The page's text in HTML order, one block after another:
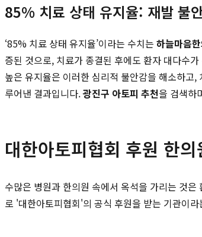
85% 치료 상태 유지율: 재발 불
‘85% 치료 상태 유지율’이라는 수치는 하늘마음
증된 것으로, 치료가 종결된 후에도 환자 대다수
높은 유지율은 이러한 심리적 불안감을 해소하고
루어낸 결과입니다.광진구 아토피 추천을 검색하
대한아토피협회 후원 한
수많은 병원과 한의원 속에서 옥석을 가리는 것
로 '대한아토피협회'의 공식 후원을 받는 기관이